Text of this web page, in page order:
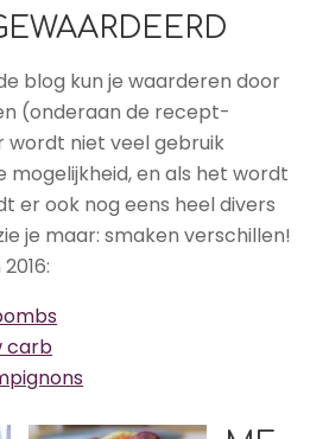
blog kun je waarderen door
(onderaan de recept-
wordt niet veel gebruik
mogelijkheid, en als het wordt
er ook nog eens heel divers
je maar: smaken verschillen!
carb